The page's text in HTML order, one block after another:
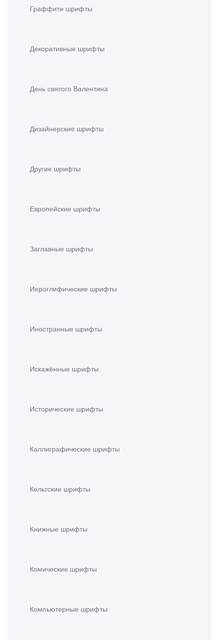
Граффити шрифты
Декоративные шрифты
День святого Валентина
Дизайнерские шрифты
Другие шрифты
Европейские шрифты
Заглавные шрифты
Иероглифические шрифты
Иностранные шрифты
Искажённые шрифты
Исторические шрифты
Каллиграфические шрифты
Кельтские шрифты
Книжные шрифты
Комические шрифты
Компьютерные шрифты